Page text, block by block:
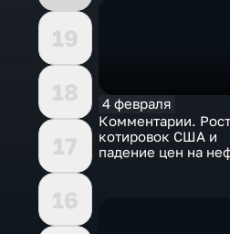
19
18
17
16
4 февраля
Комментарии. Рост
котировок США и
падение цен на